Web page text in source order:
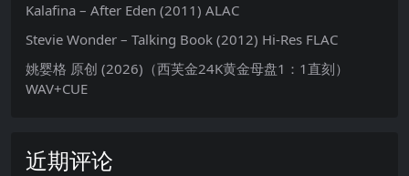
Kalafina – After Eden (2011) ALAC
Stevie Wonder – Talking Book (2012) Hi-Res FLAC
姚婴格 原创 (2026)（西芙金24K黄金母盘1：1直刻）
WAV+CUE
近期评论